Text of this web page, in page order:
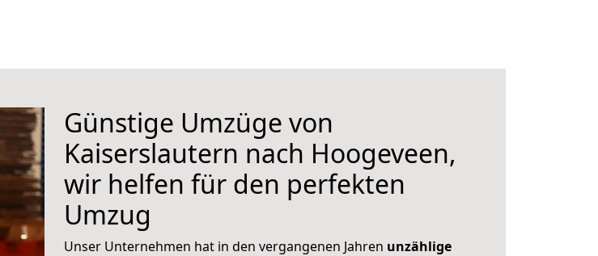
Günstige Umzüge von
Kaiserslautern nach Hoogeveen,
wir helfen für den perfekten
Umzug
Unser Unternehmen hat in den vergangenen Jahren unzählige